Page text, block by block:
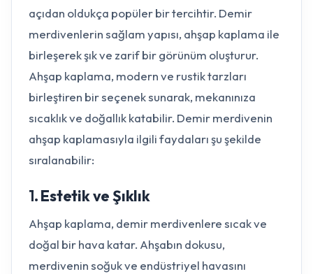
açıdan oldukça popüler bir tercihtir. Demir
merdivenlerin sağlam yapısı, ahşap kaplama ile
birleşerek şık ve zarif bir görünüm oluşturur.
Ahşap kaplama, modern ve rustik tarzları
birleştiren bir seçenek sunarak, mekanınıza
sıcaklık ve doğallık katabilir. Demir merdivenin
ahşap kaplamasıyla ilgili faydaları şu şekilde
sıralanabilir:
1.Estetik ve Şıklık
Ahşap kaplama, demir merdivenlere sıcak ve
doğal bir hava katar. Ahşabın dokusu,
merdivenin soğuk ve endüstriyel havasını